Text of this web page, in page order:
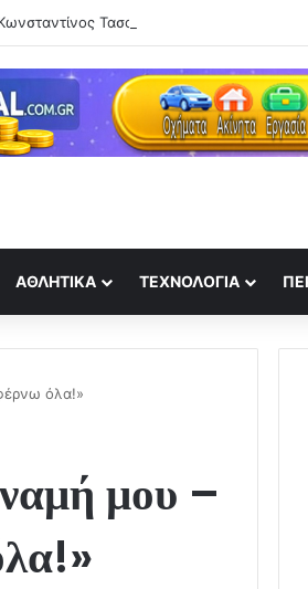
Τασούλας και Κυριάκος
ΑΘΛΗΤΙΚΆ ΤΕΧΝΟΛΟΓΊΑ
όλα!»
μου –